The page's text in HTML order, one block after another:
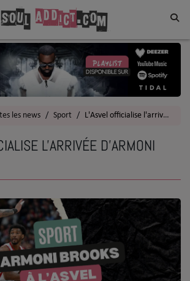
les news Sport L'Asvel officialise l'arrivée d'Armoni Brooks
L'ARRIVÉE D'ARMONI